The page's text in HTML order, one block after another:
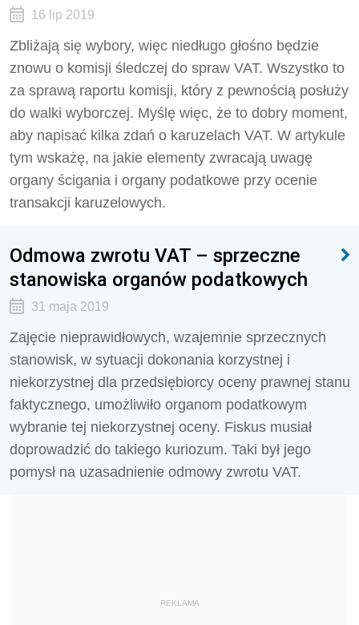
16 lip 2019
Zbliżają się wybory, więc niedługo głośno będzie
znowu o komisji śledczej do spraw VAT. Wszystko to
za sprawą raportu komisji, który z pewnością posłuży
do walki wyborczej. Myślę więc, że to dobry moment,
aby napisać kilka zdań o karuzelach VAT. W artykule
tym wskażę, na jakie elementy zwracają uwagę
organy ścigania i organy podatkowe przy ocenie
transakcji karuzelowych.
Odmowa zwrotu VAT – sprzeczne
stanowiska organów podatkowych
31 maja 2019
Zajęcie nieprawidłowych, wzajemnie sprzecznych
stanowisk, w sytuacji dokonania korzystnej i
niekorzystnej dla przedsiębiorcy oceny prawnej stanu
faktycznego, umożliwiło organom podatkowym
wybranie tej niekorzystnej oceny. Fiskus musiał
doprowadzić do takiego kuriozum. Taki był jego
pomysł na uzasadnienie odmowy zwrotu VAT.
REKLAMA